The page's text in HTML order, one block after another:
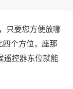
只要您方便放哪
个方位，座那
遥控器东位就能